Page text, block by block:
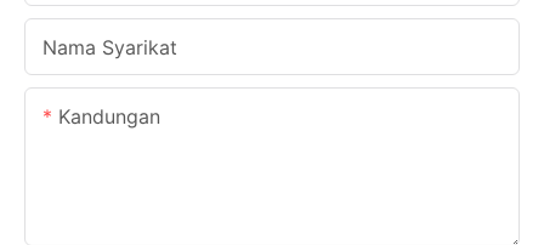
Nama Syarikat
Kandungan